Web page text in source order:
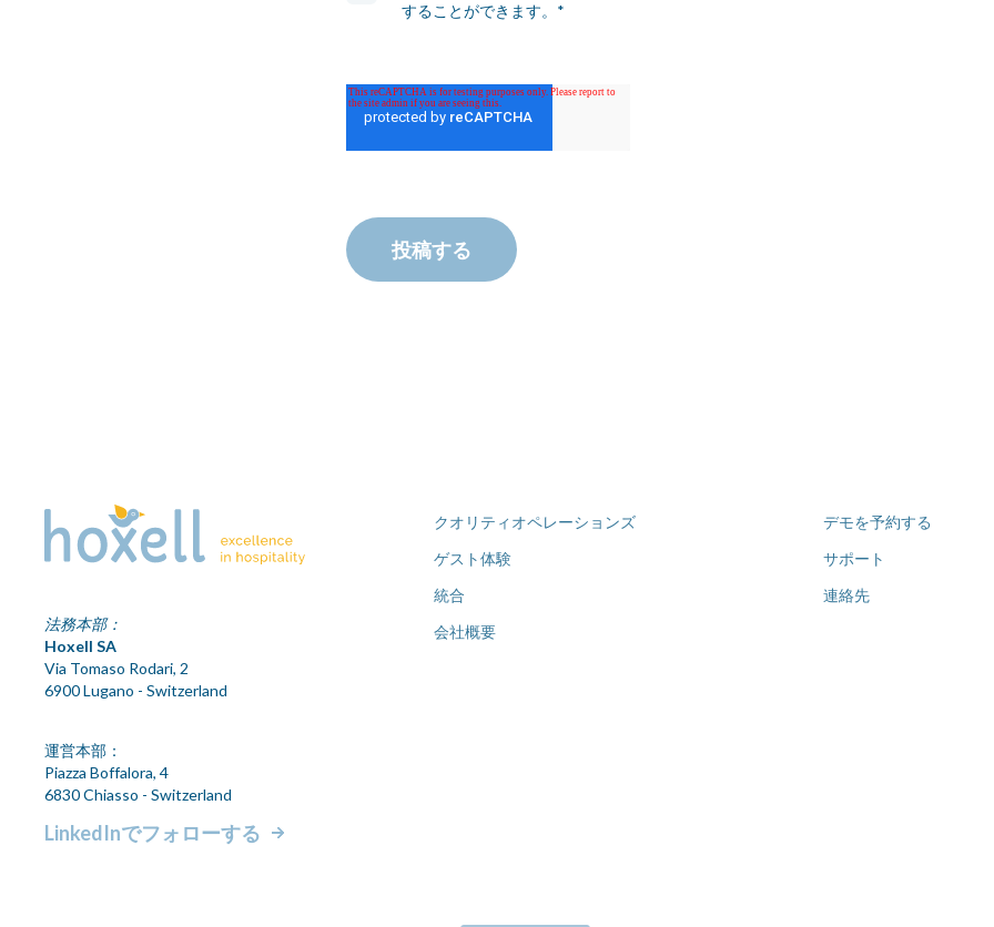
することができます。 *
法務本部：
Hoxell SA
Via Tomaso Rodari, 2
6900 Lugano - Switzerland
運営本部：
Piazza Boffalora, 4
6830 Chiasso - Switzerland
LinkedInでフォローする
クオリティオペレーションズ
ゲスト体験
統合
会社概要
デモを予約する
サポート
連絡先